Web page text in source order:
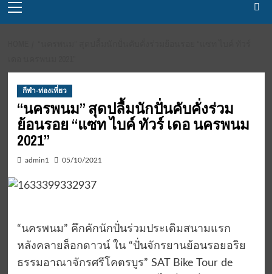
Menu
กีฬา-ท่องเที่ยว
“นครพนม” สุดปลื้มนักปั่นคับคั่งร่วม
ย้อนรอย “แซท ไบค์ ทัวร์ เดอ นครพนม
2021”
admin1 05/10/2021
“นครพนม” คึกคักนักปั่นร่วมประเดิมสนามแรก
หลังคลายล็อกดาวน์ ใน “ปั่นจักรยานย้อนรอยอริย
ธรรมอาณาจักรศรีโคตรบูร” SAT Bike Tour de